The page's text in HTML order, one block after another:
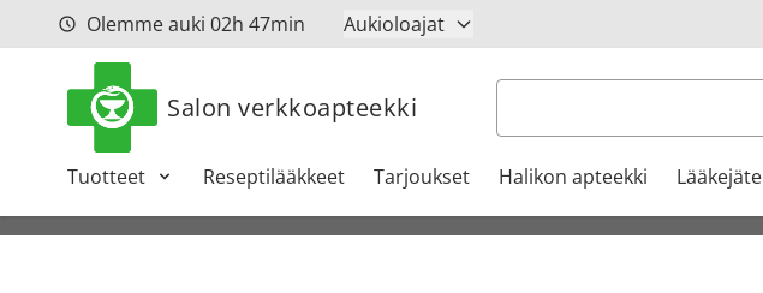
Siirry sisältöönOlemme auki 02h 47min Aukioloajat
Salon verkkoapteekki Haku
Tuotteet Reseptilääkkeet Tarjoukset Halikon apteekki Lääkejäte